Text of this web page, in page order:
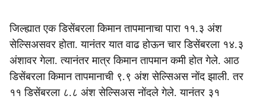
जिल्ह्यात एक डिसेंबरला किमान तापमानाचा पारा ११.३ अंश
सेल्सिअसवर होता. यानंतर यात वाढ होऊन चार डिसेंबरला १४.३
अंशावर गेला. त्यानंतर मात्र किमान तापमान कमी होत गेले. आठ
डिसेंबरला किमान तापमानाची ९.९ अंश सेल्सिअस नोंद झाली. तर
११ डिसेंबरला ८.८ अंश सेल्सिअस नोंदले गेले. यानंतर ३१